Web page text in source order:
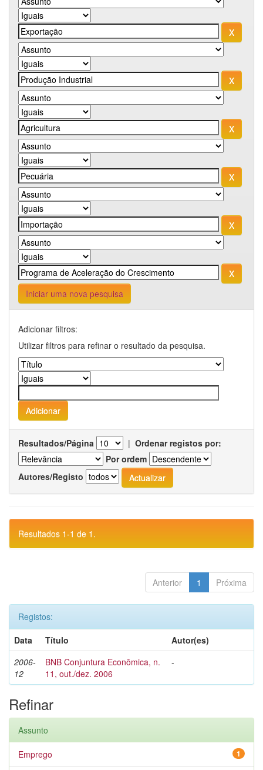
Iniciar uma nova pesquisa
Adicionar filtros:
Utilizar filtros para refinar o resultado da pesquisa.
Resultados/Página | Ordenar registos por:
Por ordem
Autores/Registo
Resultados 1-1 de 1.
Anterior 1 Próxima
Registos:
Data
Título
Autor(es)
2006-
12
BNB Conjuntura Econômica, n.
11, out./dez. 2006
-
Refinar
Assunto
1
Emprego